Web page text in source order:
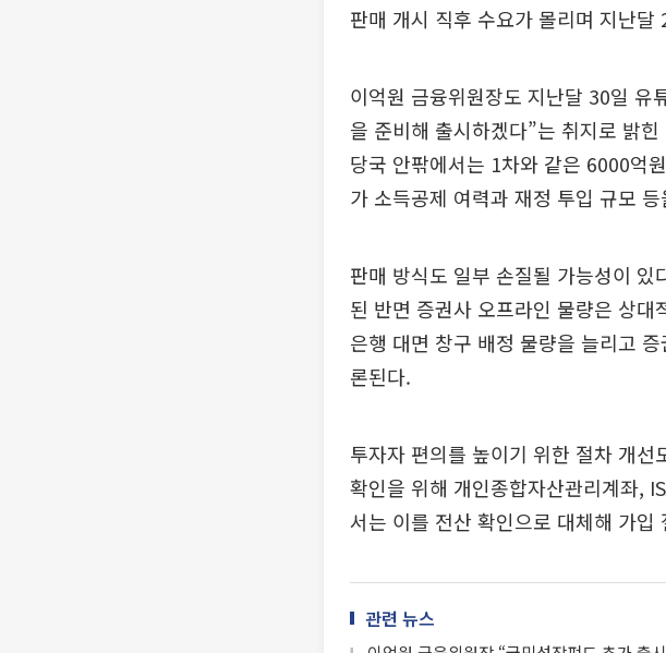
판매 개시 직후 수요가 몰리며 지난
이억원 금융위원장도 지난달 30일 유
을 준비해 출시하겠다”는 취지로 밝
당국 안팎에서는 1차와 같은 6000억
가 소득공제 여력과 재정 투입 규모
판매 방식도 일부 손질될 가능성이
된 반면 증권사 오프라인 물량은 상
은행 대면 창구 배정 물량을 늘리고
론된다.
투자자 편의를 높이기 위한 절차 개
확인을 위해 개인종합자산관리계좌,
서는 이를 전산 확인으로 대체해 가
관련 뉴스